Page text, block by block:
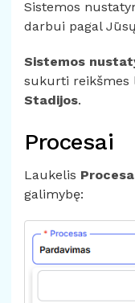
Sistemos
darbui pagal
Sistemos
sukurti reikšmes
Stadijos.
Procesai
Laukelis
galimybę: